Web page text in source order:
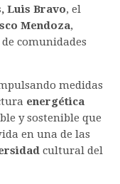
Luis Bravo, el
Mendoza,
comunidades
medidas
energética
y sostenible que
en una de las
cultural del